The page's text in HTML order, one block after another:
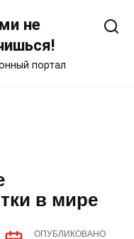
не
портал
в мире
ОПУБЛИКОВАНО